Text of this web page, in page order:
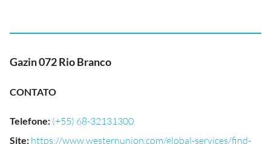
Gazin 072 Rio Branco
CONTATO
Telefone: (+55) 68-32131300
Site: https://www.westernunion.com/global-services/find-